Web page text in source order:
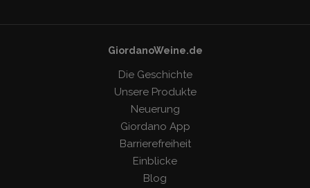
GiordanoWeine.de
Die Geschichte
Unsere Produkte
Neuerung
Giordano App
Barrierefreiheit
Einblicke
Blog